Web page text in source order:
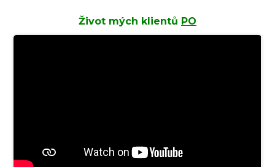
Život mých klientů PO